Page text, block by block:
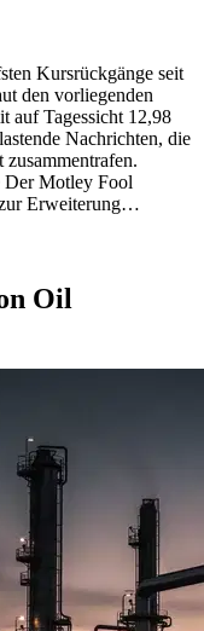
Kursrückgänge seit
den vorliegenden
auf Tagessicht 12,98
Nachrichten, die
Der Motley Fool
Erweiterung…
Oil